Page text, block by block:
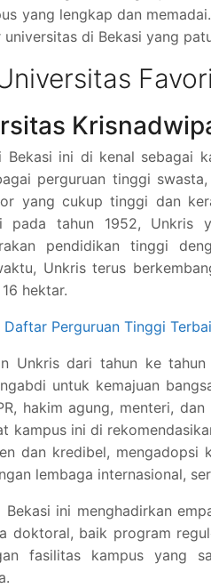
yang lengkap dan
di Bekasi yang
Bekasi ini di kenal sebagai
perguruan tinggi
yang cukup tinggi dan
pada tahun 1952, Unkris
pendidikan tinggi
Unkris terus
hektar.
Daftar Perguruan Tinggi
Unkris dari tahun ke
untuk kemajuan
hakim agung, menteri,
kampus ini di
dan kredibel, mengadopsi
lembaga internasional,
Bekasi ini menghadirkan
doktoral, baik program
fasilitas kampus yang